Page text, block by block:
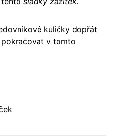
kuličky dopřát
v tomto